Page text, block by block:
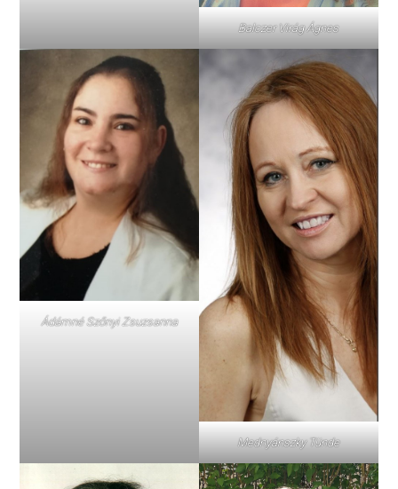
Balczer Virág Ágnes
Ádámné Szőnyi Zsuzsanna
Mednyánszky Tünde